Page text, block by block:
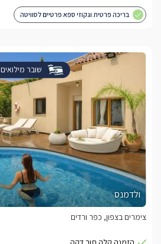
בריכה פרטית וגקוזי ספא פרטיים לסוויטה
שובר מילואים
ולדמנס
צימרים בצפון, כפר ורדים